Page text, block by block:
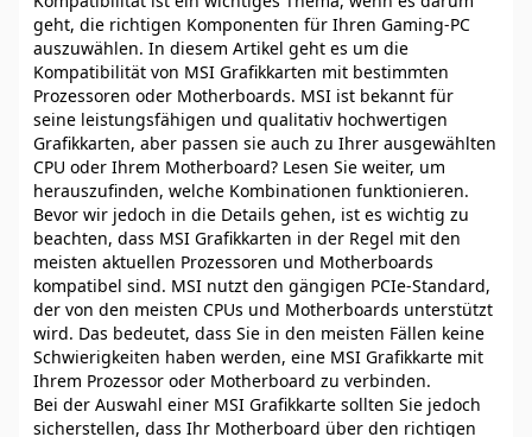
geht, die richtigen Komponenten für Ihren Gaming-PC
auszuwählen. In diesem Artikel geht es um die
Kompatibilität von MSI Grafikkarten mit bestimmten
Prozessoren oder Motherboards. MSI ist bekannt für
seine leistungsfähigen und qualitativ hochwertigen
Grafikkarten, aber passen sie auch zu Ihrer ausgewählten
CPU oder Ihrem Motherboard? Lesen Sie weiter, um
herauszufinden, welche Kombinationen funktionieren.
Bevor wir jedoch in die Details gehen, ist es wichtig zu
beachten, dass MSI Grafikkarten in der Regel mit den
meisten aktuellen Prozessoren und Motherboards
kompatibel sind. MSI nutzt den gängigen PCIe-Standard,
der von den meisten CPUs und Motherboards unterstützt
wird. Das bedeutet, dass Sie in den meisten Fällen keine
Schwierigkeiten haben werden, eine MSI Grafikkarte mit
Ihrem Prozessor oder Motherboard zu verbinden.
Bei der Auswahl einer MSI Grafikkarte sollten Sie jedoch
sicherstellen, dass Ihr Motherboard über den richtigen